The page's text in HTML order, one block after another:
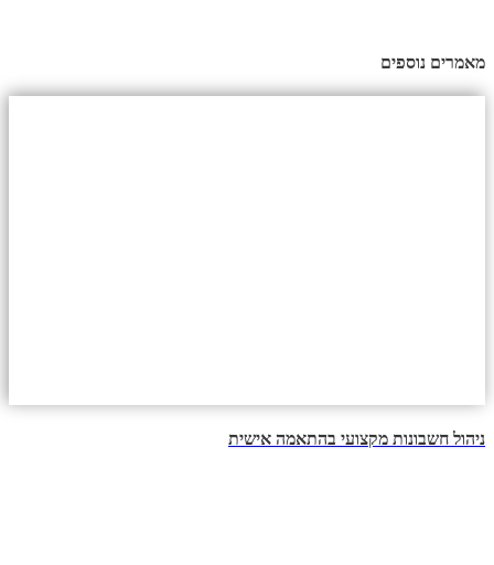
מאמרים נוספים
ניהול חשבונות מקצועי בהתאמה אישית